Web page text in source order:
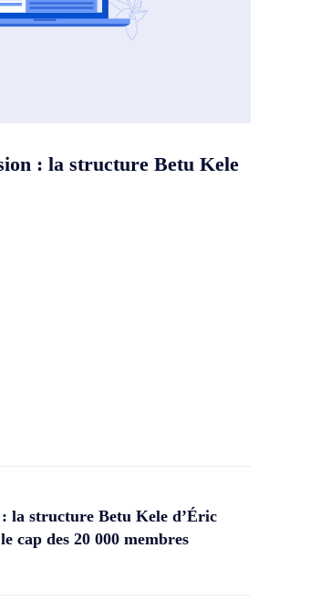
: la structure Betu Kele
: la structure Betu Kele d’Éric
cap des 20 000 membres